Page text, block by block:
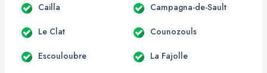
Cailla Campagna-de-Sault
Le Clat Counozouls
Escouloubre La Fajolle